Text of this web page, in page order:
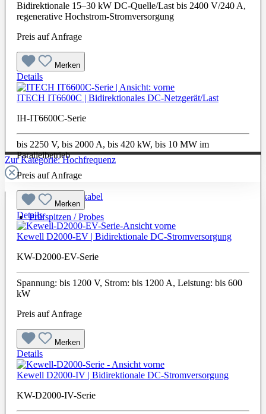
Zur Kategorie: Hochfrequenz
Hochfrequenzkabel
Prüfspitzen / Probes
Bidirektionale 15–30 kW DC-Quelle/Last bis 2400 V/240 A,
regenerative Hochstrom-Stromversorgung
Preis auf Anfrage
Merken
Details
ITECH IT6600C | Bidirektionales DC-Netzgerät/Last
IH-IT6600C-Serie
bis 2250 V, bis 2000 A, bis 420 kW, bis 10 MW im
Parallelbetrieb
Preis auf Anfrage
Merken
Details
Kewell D2000-EV | Bidirektionale DC-Stromversorgung
KW-D2000-EV-Serie
Spannung: bis 1200 V, Strom: bis 1200 A, Leistung: bis 600
kW
Preis auf Anfrage
Merken
Details
Kewell D2000-IV | Bidirektionale DC-Stromversorgung
KW-D2000-IV-Serie